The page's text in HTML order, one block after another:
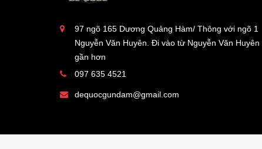
97 ngõ 165 Dương Quảng Hàm/ Thông với ngõ 1
Nguyễn Văn Huyên. Đi vào từ Nguyễn Văn Huyên
gần hơn
097 635 4521
dequocgundam@gmail.com